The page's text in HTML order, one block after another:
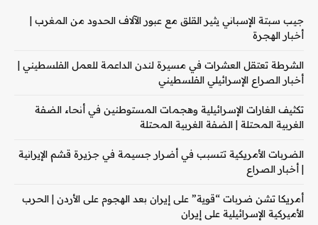
جيب سبتة الإسباني يثير القلق مع عبور الآلاف الحدود من المغرب |
أخبار الهجرة
الشرطة تعتقل العشرات في مسيرة لندن الداعمة للعمل الفلسطيني |
أخبار الصراع الإسرائيلي الفلسطيني
تكثيف الغارات الإسرائيلية وهجمات المستوطنين في أنحاء الضفة
الغربية المحتلة | الضفة الغربية المحتلة
الضربات الأمريكية تتسبب في أضرار جسيمة في جزيرة قشم الإيرانية
| أخبار الصراع
أمريكا تشن ضربات “قوية” على إيران بعد الهجوم على الأردن | الحرب
الأميركية الإسرائيلية على إيران